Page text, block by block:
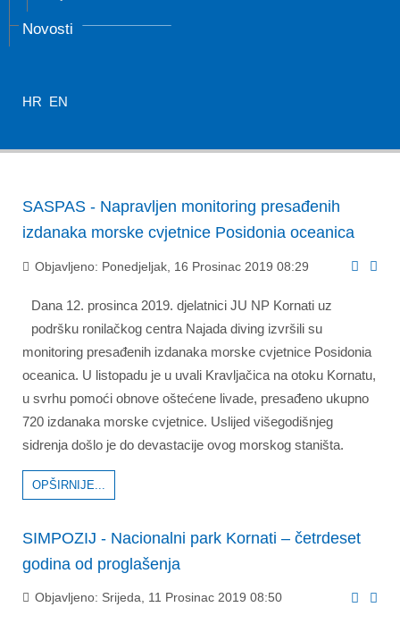
Novosti
HR EN
SASPAS - Napravljen monitoring presađenih
izdanaka morske cvjetnice Posidonia oceanica
Objavljeno: Ponedjeljak, 16 Prosinac 2019 08:29
Dana 12. prosinca 2019. djelatnici JU NP Kornati uz
podršku ronilačkog centra Najada diving izvršili su
monitoring presađenih izdanaka morske cvjetnice Posidonia
oceanica. U listopadu je u uvali Kravljačica na otoku Kornatu,
u svrhu pomoći obnove oštećene livade, presađeno ukupno
720 izdanaka morske cvjetnice. Uslijed višegodišnjeg
sidrenja došlo je do devastacije ovog morskog staništa.
OPŠIRNIJE...
SIMPOZIJ - Nacionalni park Kornati – četrdeset
godina od proglašenja
Objavljeno: Srijeda, 11 Prosinac 2019 08:50